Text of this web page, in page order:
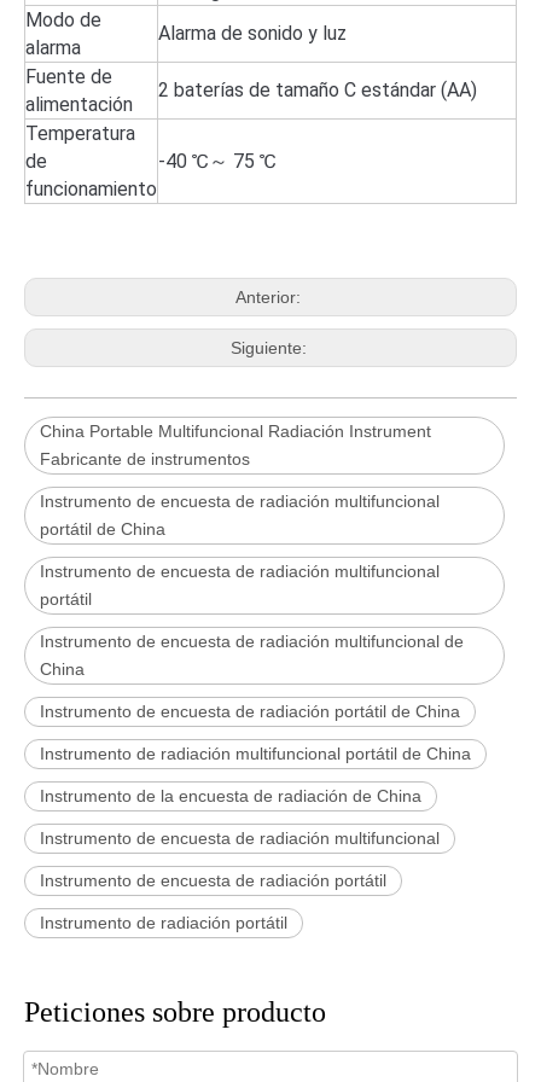
Modo de
alarma
Alarma de sonido y luz
Fuente de
alimentación
2 baterías de tamaño C estándar (AA)
Temperatura
de
funcionamiento
-40 ℃～ 75 ℃
Anterior:
Siguiente:
China Portable Multifuncional Radiación Instrument
Fabricante de instrumentos
Instrumento de encuesta de radiación multifuncional
portátil de China
Instrumento de encuesta de radiación multifuncional
portátil
Instrumento de encuesta de radiación multifuncional de
China
Instrumento de encuesta de radiación portátil de China
Instrumento de radiación multifuncional portátil de China
Instrumento de la encuesta de radiación de China
Instrumento de encuesta de radiación multifuncional
Instrumento de encuesta de radiación portátil
Instrumento de radiación portátil
Peticiones sobre producto